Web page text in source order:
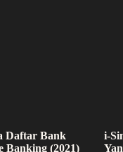
Daftar Bank
Banking (2021)
i-